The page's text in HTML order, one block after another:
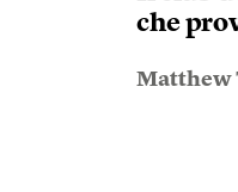
che
Matthew